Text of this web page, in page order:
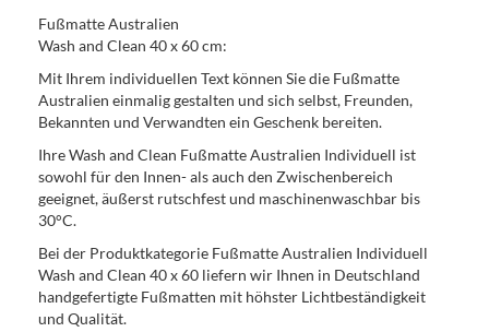
Fußmatte Australien
Wash and Clean 40 x 60 cm:
Mit Ihrem individuellen Text können Sie die Fußmatte
Australien einmalig gestalten und sich selbst, Freunden,
Bekannten und Verwandten ein Geschenk bereiten.
Ihre Wash and Clean Fußmatte Australien Individuell ist
sowohl für den Innen- als auch den Zwischenbereich
geeignet, äußerst rutschfest und maschinenwaschbar bis
30°C.
Bei der Produktkategorie Fußmatte Australien Individuell
Wash and Clean 40 x 60 liefern wir Ihnen in Deutschland
handgefertigte Fußmatten mit höhster Lichtbeständigkeit
und Qualität.